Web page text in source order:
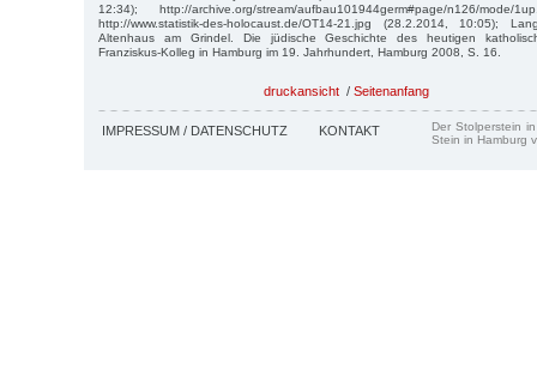
12:34); http://archive.org/stream/aufbau101944germ#page/n126/
http://www.statistik-des-holocaust.de/OT14-21.jpg (28.2.2014, 10:05);
Altenhaus am Grindel. Die jüdische Geschichte des heutigen
Franziskus-Kolleg in Hamburg im 19. Jahrhundert, Hamburg 2008, S. 16.
druckansicht / Seitenanfang
IMPRESSUM / DATENSCHUTZ KONTAKT
Der Stolperstein
Stein in Hamburg